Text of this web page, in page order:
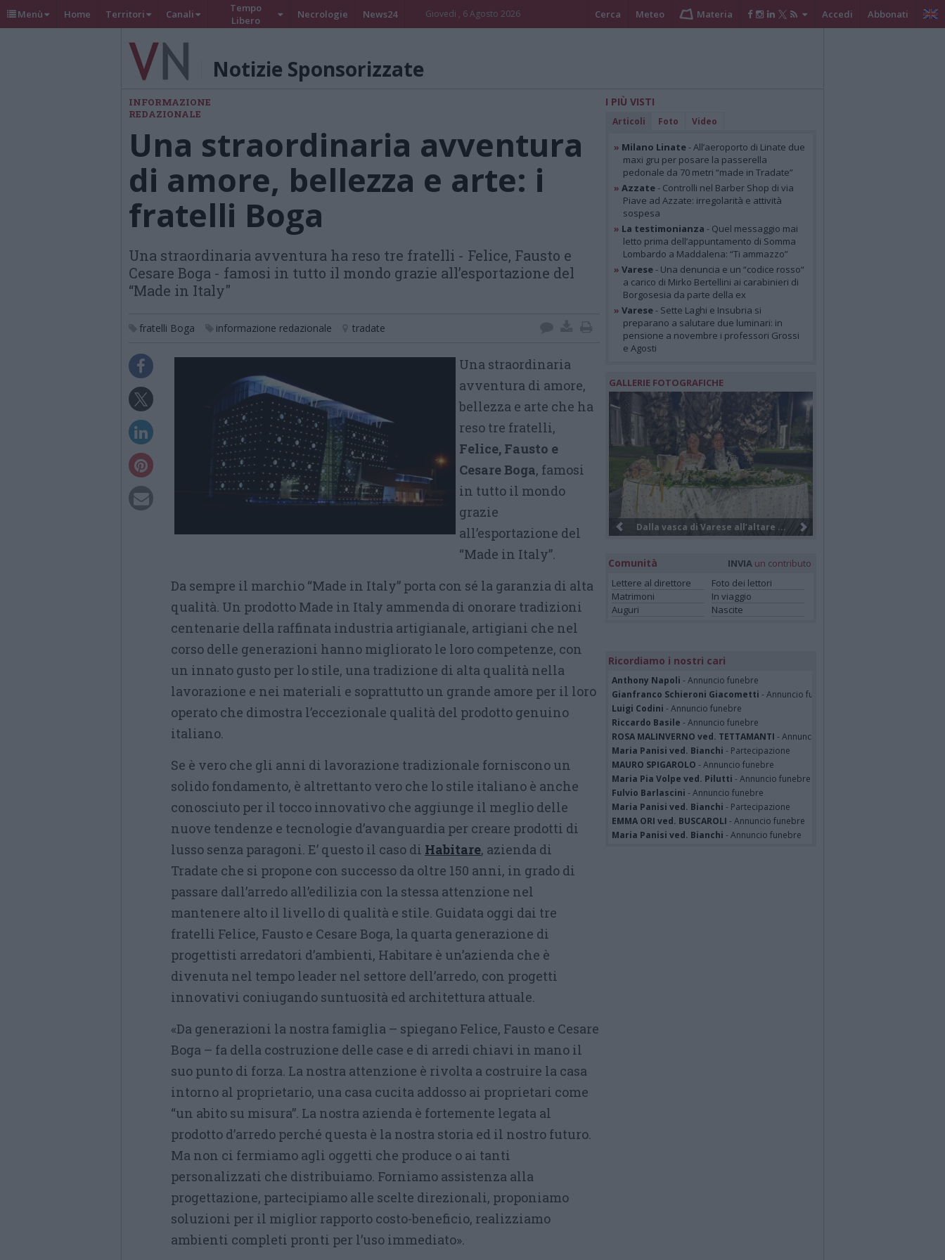
Menù Home Territori Canali
Tempo
Libero
Necrologie News24 Giovedi , 6 Agosto 2026 Cerca Meteo Materia Accedi Abbonati
Notizie Sponsorizzate
INFORMAZIONE
REDAZIONALE
Una straordinaria avventura
di amore, bellezza e arte: i
fratelli Boga
Una straordinaria avventura ha reso tre fratelli - Felice, Fausto e
Cesare Boga - famosi in tutto il mondo grazie all’esportazione del
“Made in Italy"
fratelli Boga informazione redazionale tradate
Una straordinaria
avventura di amore,
bellezza e arte che ha
reso tre fratelli,
Felice, Fausto e
Cesare Boga, famosi
in tutto il mondo
grazie
all’esportazione del
“Made in Italy”.
Da sempre il marchio “Made in Italy” porta con sé la garanzia di alta
qualità. Un prodotto Made in Italy ammenda di onorare tradizioni
centenarie della raffinata industria artigianale, artigiani che nel
corso delle generazioni hanno migliorato le loro competenze, con
un innato gusto per lo stile, una tradizione di alta qualità nella
lavorazione e nei materiali e soprattutto un grande amore per il loro
operato che dimostra l’eccezionale qualità del prodotto genuino
italiano.
Se è vero che gli anni di lavorazione tradizionale forniscono un
solido fondamento, è altrettanto vero che lo stile italiano è anche
conosciuto per il tocco innovativo che aggiunge il meglio delle
nuove tendenze e tecnologie d’avanguardia per creare prodotti di
lusso senza paragoni. E’ questo il caso di Habitare, azienda di
Tradate che si propone con successo da oltre 150 anni, in grado di
passare dall’arredo all’edilizia con la stessa attenzione nel
mantenere alto il livello di qualità e stile. Guidata oggi dai tre
fratelli Felice, Fausto e Cesare Boga, la quarta generazione di
progettisti arredatori d’ambienti, Habitare è un’azienda che è
divenuta nel tempo leader nel settore dell’arredo, con progetti
innovativi coniugando suntuosità ed architettura attuale.
«Da generazioni la nostra famiglia – spiegano Felice, Fausto e Cesare
Boga – fa della costruzione delle case e di arredi chiavi in mano il
suo punto di forza. La nostra attenzione è rivolta a costruire la casa
intorno al proprietario, una casa cucita addosso ai proprietari come
“un abito su misura”. La nostra azienda è fortemente legata al
prodotto d’arredo perché questa è la nostra storia ed il nostro futuro.
Ma non ci fermiamo agli oggetti che produce o ai tanti
personalizzati che distribuiamo. Forniamo assistenza alla
progettazione, partecipiamo alle scelte direzionali, proponiamo
soluzioni per il miglior rapporto costo-beneficio, realizziamo
ambienti completi pronti per l’uso immediato».
I PIÙ VISTI
Articoli Foto Video
» Milano Linate- All’aeroporto di Linate due
maxi gru per posare la passerella
pedonale da 70 metri “made in Tradate”
» Azzate- Controlli nel Barber Shop di via
Piave ad Azzate: irregolarità e attività
sospesa
» La testimonianza - Quel messaggio mai
letto prima dell’appuntamento di Somma
Lombardo a Maddalena: “Ti ammazzo”
» Varese- Una denuncia e un “codice rosso“
a carico di Mirko Bertellini ai carabinieri di
Borgosesia da parte della ex
» Varese- Sette Laghi e Insubria si
preparano a salutare due luminari: in
pensione a novembre i professori Grossi
e Agosti
GALLERIE FOTOGRAFICHE
Il salvataggio notturno dei turisti...
Comunità INVIA un contributo
Lettere al direttore
Foto dei lettori
Matrimoni
In viaggio
Auguri
Nascite
Ricordiamo i nostri cari
Anthony Napoli - Annuncio funebre
Gianfranco Schieroni Giacometti - Annuncio funebre
Luigi Codini - Annuncio funebre
Riccardo Basile - Annuncio funebre
ROSA MALINVERNO ved. TETTAMANTI - Annuncio funebre
Maria Panisi ved. Bianchi - Partecipazione
MAURO SPIGAROLO - Annuncio funebre
Maria Pia Volpe ved. Pilutti - Annuncio funebre
Fulvio Barlascini - Annuncio funebre
Maria Panisi ved. Bianchi - Partecipazione
EMMA ORI ved. BUSCAROLI - Annuncio funebre
Maria Panisi ved. Bianchi - Annuncio funebre